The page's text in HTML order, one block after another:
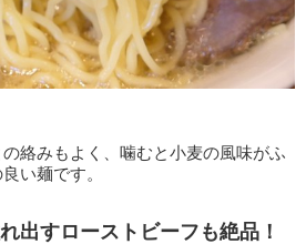
絡みもよく、噛むと小麦の風味がふ
い麺です。
出すローストビーフも絶品！